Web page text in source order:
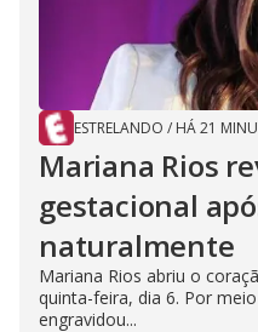
ESTRELANDO / HÁ 21
Mariana Rios
gestacional
naturalmente
Mariana Rios abriu o
quinta-feira, dia 6. Por
engravidou...